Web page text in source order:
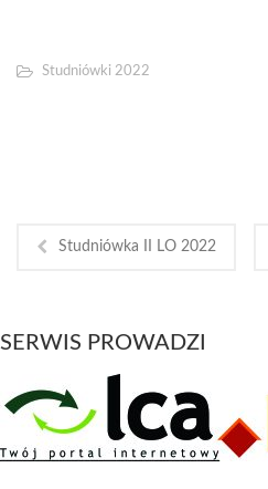
Studniówki 2022
Studniówka II LO 2022
SERWIS PROWADZI